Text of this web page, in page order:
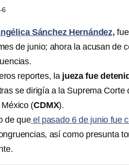
6
Sánchez Hernández,
de junio; ahora la acusan de
reportes, la jueza fue
se dirigía a la Suprema Corte
(CDMX).
de queel pasado 6 de junio fue
así como presunta